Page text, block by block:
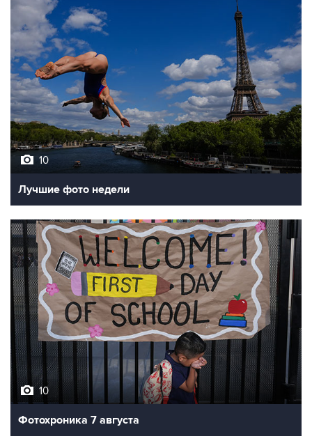
10
Лучшие фото недели
10
Фотохроника 7 августа